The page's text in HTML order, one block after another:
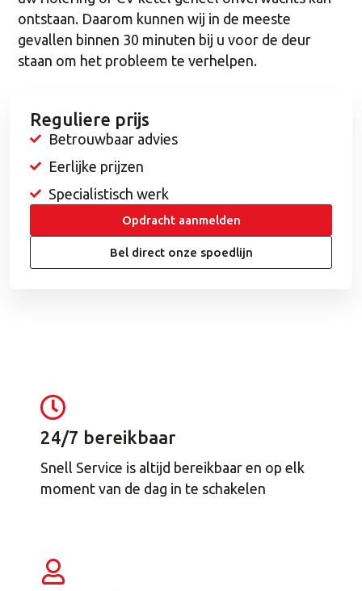
ontstaan. Daarom kunnen wij in de meeste
gevallen binnen 30 minuten bij u voor de deur
staan om het probleem te verhelpen.
Reguliere prijs
Betrouwbaar advies
Eerlijke prijzen
Specialistisch werk
Opdracht aanmelden
Bel direct onze spoedlijn
24/7 bereikbaar
Snell Service is altijd bereikbaar en op elk
moment van de dag in te schakelen